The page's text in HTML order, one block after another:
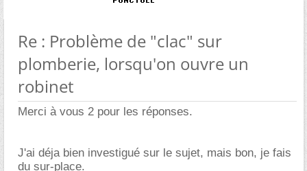
Re : Problème de "clac" sur
plomberie, lorsqu'on ouvre un
robinet
Merci à vous 2 pour les réponses.
J'ai déja bien investigué sur le sujet, mais bon, je fais
du sur-place.